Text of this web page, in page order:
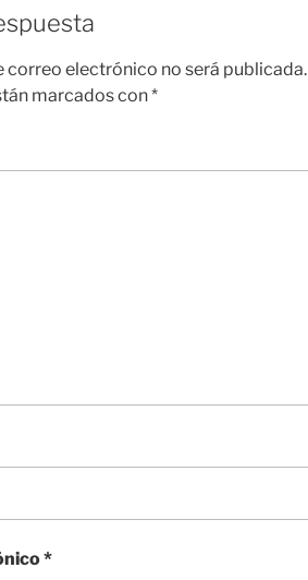
correo electrónico no será publicada.
marcados con*
*